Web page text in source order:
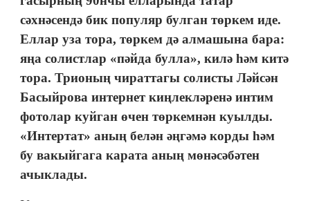
сәхнәсендә бик популяр булган төркем иде.
Еллар уза тора, төркем дә алмашына бара:
яңа солистлар «пәйда булла», килә һәм китә
тора. Трионың чираттагы солисты Ләйсән
Басыйрова интернет киңлекләренә интим
фотолар куйган өчен төркемнән куылды.
«Интертат» аның белән әңгәмә корды һәм
бу вакыйгага карата аның мөнәсәбәтен
ачыклады.